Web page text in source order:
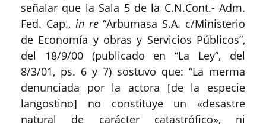
señalar que la Sala 5 de la C.N.Cont.- Adm.
Fed. Cap., in re“Arbumasa S.A. c/Ministerio
de Economía y obras y Servicios Públicos”,
del 18/9/00 (publicado en “La Ley”, del
8/3/01, ps. 6 y 7) sostuvo que: “La merma
denunciada por la actora [de la especie
langostino] no constituye un «desastre
natural de carácter catastrófico», ni